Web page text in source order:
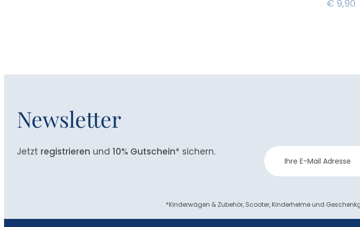
€9,90
Newsletter
Jetzt registrieren und 10% Gutschein* sichern.
Newsletter
Anmeldung
*Kinderwägen & Zubehör, Scooter, Kinderhelme und